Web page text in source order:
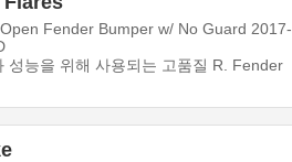
Fender Bumper w/ No Guard 2017-
성능을 위해 사용되는 고품질 R. Fender